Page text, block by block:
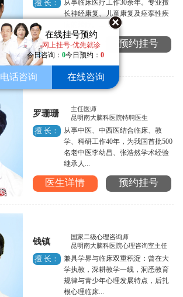
在线挂号预约
网上挂号-优先就诊
今日咨询： 0今日预约： 0
电话咨询 在线咨询
擅 长：
从事临床医疗工作30余年。专业擅
长神经康复、儿童康复及痉挛性疾
医生详情 预约挂号
罗珊珊
主任医师
昆明南大脑科医院特聘医生
擅 长：
从事中医、中西医结合临床、教
学、科研工作40年，为我国首批500
名老中医李幼昌、张浩然学术经验
继承人...
医生详情 预约挂号
钱镇
国家二级心理咨询师
昆明南大脑科医院心理咨询室主任
擅 长：
兼具学界与临床双重积淀：曾在大
学执教，深耕教学一线，洞悉教育
规律与青少年心理发展特点，后扎
根心理临床...